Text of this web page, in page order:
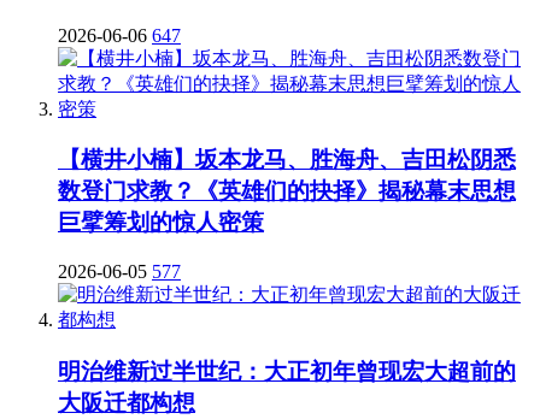
2026-06-06 647
【横井小楠】坂本龙马、胜海舟、吉田松阴悉
数登门求教？《英雄们的抉择》揭秘幕末思想
巨擘筹划的惊人密策
2026-06-05 577
明治维新过半世纪：大正初年曾现宏大超前的
大阪迁都构想